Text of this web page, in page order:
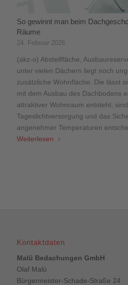
So gewinnt man beim
Räume
24. Februar 2026
(akz-o) Abstellfläche,
unter vielen Dächern liegt noch
zusätzliche Wohnfläche. Die lässt
mit dem Ausbau des Dachbodens
attraktiver Wohnraum entsteht,
Tageslichtversorgung und das
angenehmer Temperaturen
Weiterlesen
Kontaktdaten
Malü Bedachungen GmbH
Olaf Malü
Bürgermeister-Schade-Straße 24